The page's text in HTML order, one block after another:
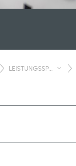
LEISTUNGSSP...